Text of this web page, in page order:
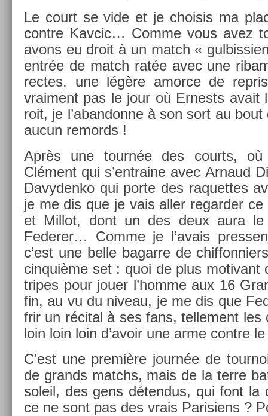
Le court se vide et je choisis ma
con­tre Kav­cic… Comme vous avez
avons eu droit à un match «
entrée de match ratée avec une
rec­tes, une légère amor­ce de
vrai­ment pas le jour où Er­nests
roit, je l’aban­donne à son sort au
aucun re­mords !
Après une tournée des co­urts,
Clément qui s’entraine avec Ar­naud
Davyden­ko qui porte des raquet­tes
je me dis que je vais aller re­gard­er ce
et Mil­lot, dont un des deux aura le
Feder­er… Comme je l’avais
c’est une belle bagar­re de
cin­quiè­me set : quoi de plus motivant
tri­pes pour jouer l’homme aux 16
fin, au vu du niveau, je me dis que
frir un récital à ses fans, tel­le­ment les
loin loin loin d’avoir une arme con­tre
C’est une première journée de
de grands matchs, mais de la terre
sol­eil, des gens déten­dus, qui font
ce ne sont pas des vrais Parisiens ?